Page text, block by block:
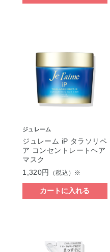
ジュレーム
ジュレーム iP タラソリペ
ア コンセントレートヘア
マスク
1,320円
（税込）※
カートに入れる